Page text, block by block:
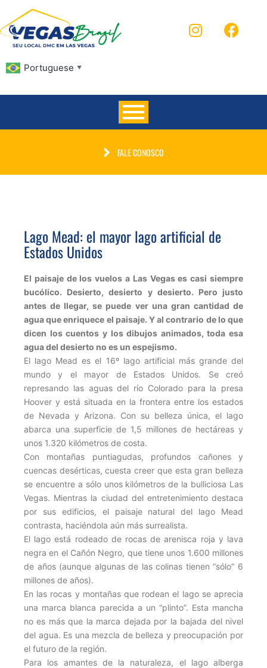
Portuguese ▼
FALE CONOSCO
Lago Mead: el mayor lago artificial de
Estados Unidos
El paisaje de los vuelos a Las Vegas es casi siempre
bucólico. Desierto, desierto y desierto. Pero justo
antes de llegar, se puede ver una gran cantidad de
agua que enriquece el paisaje. Y al contrario de lo que
dicen los cuentos y los dibujos animados, toda esa
agua del desierto no es un espejismo.
El lago Mead es el 16º lago artificial más grande del
mundo y el mayor de Estados Unidos. Se creó
represando las aguas del río Colorado para la presa
Hoover y está situada en la frontera entre los estados
de Nevada y Arizona. Con su belleza única, el lago
abarca una superficie de 1,5 millones de hectáreas y
unos 1.320 kilómetros de costa.
Con montañas puntiagudas, profundos cañones y
cuencas desérticas, cuesta creer que esta gran belleza
se encuentre a sólo unos kilómetros de la bulliciosa Las
Vegas. Mientras la ciudad del entretenimiento destaca
por sus edificios, el paisaje natural del lago Mead
contrasta, haciéndola aún más surrealista.
El lago está rodeado de rocas de arenisca roja y lava
negra en el Cañón Negro, que tiene unos 1.600 millones
de años (aunque algunas de las colinas tienen “sólo” 6
millones de años).
En las rocas y montañas que rodean el lago se aprecia
una marca blanca parecida a un “plinto”. Esta mancha
no es más que la marca dejada por la bajada del nivel
del agua. Es una mezcla de belleza y preocupación por
el futuro de la región.
Para los amantes de la naturaleza, el lago alberga